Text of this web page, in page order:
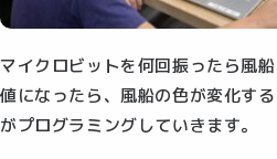
マイクロビットを何回振ったら風
値になったら、風船の色が変化す
がプログラミングしていきます。